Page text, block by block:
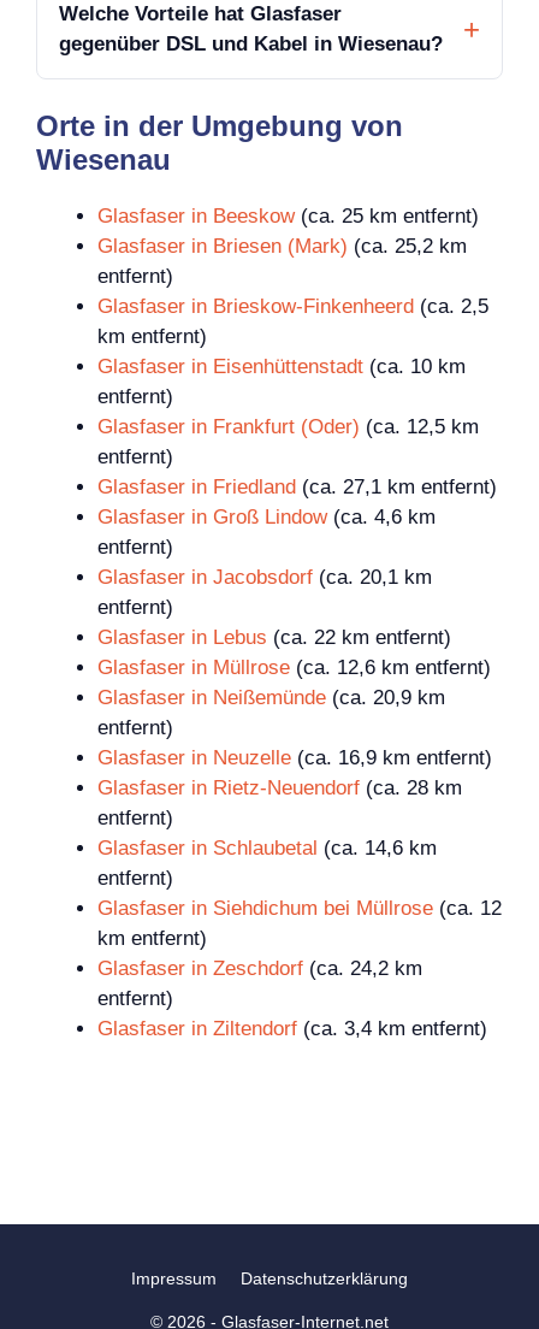
Welche Vorteile hat Glasfaser
gegenüber DSL und Kabel in Wiesenau?
Orte in der Umgebung von
Wiesenau
Glasfaser in Beeskow(ca. 25 km entfernt)
Glasfaser in Briesen (Mark) (ca. 25,2 km
entfernt)
Glasfaser in Brieskow-Finkenheerd (ca. 2,5
km entfernt)
Glasfaser in Eisenhüttenstadt (ca. 10 km
entfernt)
Glasfaser in Frankfurt (Oder) (ca. 12,5 km
entfernt)
Glasfaser in Friedland (ca. 27,1 km entfernt)
Glasfaser in Groß Lindow(ca. 4,6 km
entfernt)
Glasfaser in Jacobsdorf (ca. 20,1 km
entfernt)
Glasfaser in Lebus (ca. 22 km entfernt)
Glasfaser in Müllrose (ca. 12,6 km entfernt)
Glasfaser in Neißemünde (ca. 20,9 km
entfernt)
Glasfaser in Neuzelle (ca. 16,9 km entfernt)
Glasfaser in Rietz-Neuendorf (ca. 28 km
entfernt)
Glasfaser in Schlaubetal (ca. 14,6 km
entfernt)
Glasfaser in Siehdichum bei Müllrose (ca. 12
km entfernt)
Glasfaser in Zeschdorf (ca. 24,2 km
entfernt)
Glasfaser in Ziltendorf (ca. 3,4 km entfernt)
Impressum Datenschutzerklärung
© 2026 - Glasfaser-Internet.net